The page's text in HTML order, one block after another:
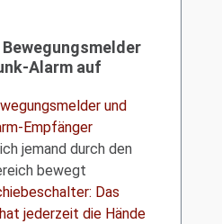
Alarm auf
und
Empfänger
jemand durch den
bewegt
Das
jederzeit die Hände